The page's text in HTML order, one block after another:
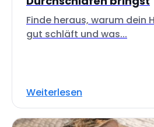
Finde heraus, warum dein
gut schläft und was...
Weiterlesen